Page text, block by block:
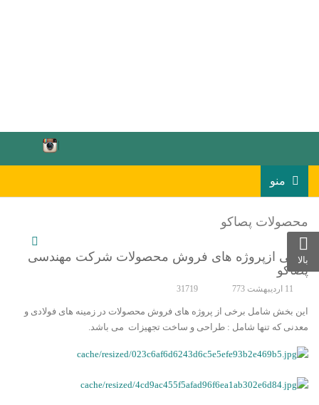
منو
محصولات پصاکو
برخی ازپروژه های فروش محصولات شرکت مهندسی
پصاکو
11 ارديبهشت 773 31719
این بخش شامل برخی از پروژه های فروش محصولات در زمینه های فولادی و
معدنی که تنها شامل : طراحی و ساخت تجهیزات می باشد.
بالا